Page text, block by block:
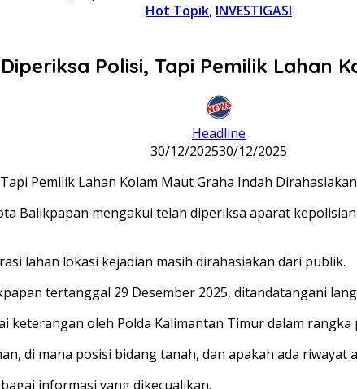
Hot Topik, INVESTIGASI
Polisi, Tapi Pemilik Lahan
Headline
30/12/202530/12/2025
Balikpapan mengakui telah diperiksa aparat
lahan lokasi kejadian masih dirahasiakan dari publik.
tertanggal 29 Desember 2025, ditandatangani
keterangan oleh Polda Kalimantan Timur dalam rangka
di mana posisi bidang tanah, dan apakah ada
informasi yang dikecualikan.